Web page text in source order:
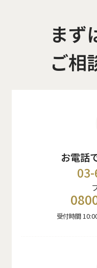
まず
ご相
お電話
受付時間